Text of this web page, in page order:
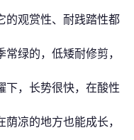
的观赏性、耐践踏性都
绿的，低矮耐修剪，
下，长势很快，在酸性
凉的地方也能成长，